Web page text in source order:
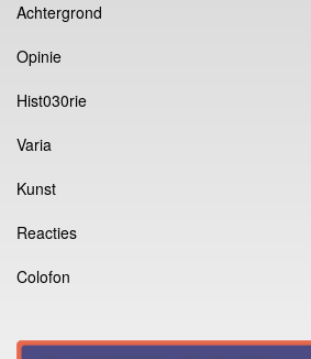
Achtergrond
Opinie
Hist030rie
Varia
Kunst
Reacties
Colofon